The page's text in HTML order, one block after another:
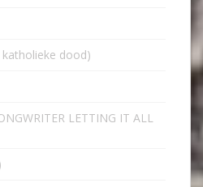
katholieke dood)
LETTING IT ALL